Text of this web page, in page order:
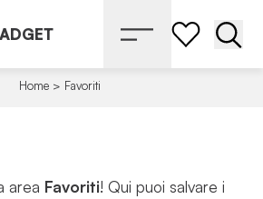
Home > Favoriti
area Favoriti! Qui puoi salvare i